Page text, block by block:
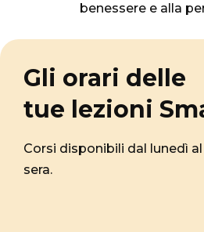
benessere e alla
Gli orari delle
tue lezioni
Corsi disponibili dal lunedì
sera.